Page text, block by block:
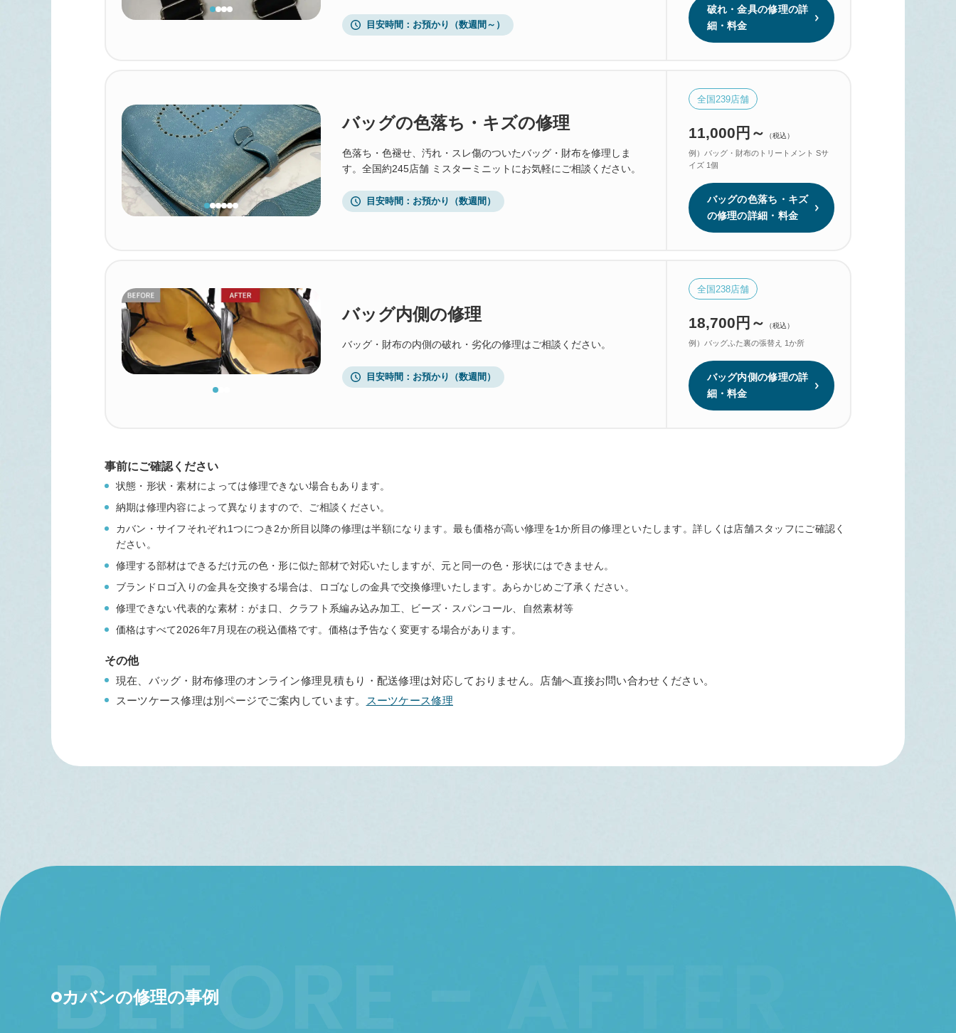
目安時間 お預かり（数週間～）
破れ・金具の修理の詳
細・料金
バッグの色落ち・キズの修理
色落ち・色褪せ、汚れ・スレ傷のついたバッグ・財布を修理しま
す。全国約245店舗 ミスターミニットにお気軽にご相談ください。
目安時間 お預かり（数週間）
全国239店舗
11,000円～ （税込）
例）バッグ・財布のトリートメント Sサ
イズ 1個
バッグの色落ち・キズ
の修理の詳細・料金
バッグ内側の修理
バッグ・財布の内側の破れ・劣化の修理はご相談ください。
目安時間 お預かり（数週間）
全国238店舗
18,700円～ （税込）
例）バッグふた裏の張替え 1か所
バッグ内側の修理の詳
細・料金
事前にご確認ください
状態・形状・素材によっては修理できない場合もあります。
納期は修理内容によって異なりますので、ご相談ください。
カバン・サイフそれぞれ1つにつき2か所目以降の修理は半額になります。最も価格が高い修理を1か所目の修理といたします。詳しくは店舗スタッフにご確認く
ださい。
修理する部材はできるだけ元の色・形に似た部材で対応いたしますが、元と同一の色・形状にはできません。
ブランドロゴ入りの金具を交換する場合は、ロゴなしの金具で交換修理いたします。あらかじめご了承ください。
修理できない代表的な素材：がま口、クラフト系編み込み加工、ビーズ・スパンコール、自然素材等
価格はすべて2026年7月現在の税込価格です。価格は予告なく変更する場合があります。
その他
現在、バッグ・財布修理のオンライン修理見積もり・配送修理は対応しておりません。店舗へ直接お問い合わせください。
スーツケース修理は別ページでご案内しています。 スーツケース修理
カバンの修理の事例